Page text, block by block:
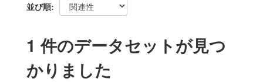
並び順
1 件のデータセットが見つ
かりました